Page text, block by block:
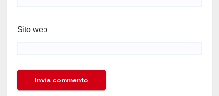
Sito web